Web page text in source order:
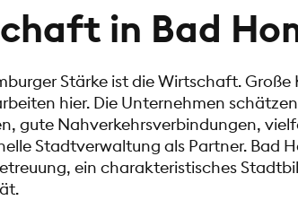
in Bad
Stärke ist die Wirtschaft.
hier. Die Unternehmen
gute Nahverkehrsverbindungen,
Stadtverwaltung als Partner. Bad
ein charakteristisches